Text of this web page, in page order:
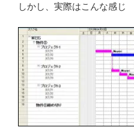
しかし、実際はこんな感じ